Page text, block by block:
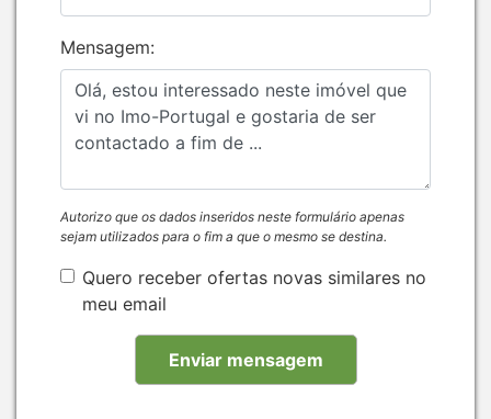
Mensagem:
Autorizo que os dados inseridos neste formulário apenas
sejam utilizados para o fim a que o mesmo se destina.
Quero receber ofertas novas similares no
meu email